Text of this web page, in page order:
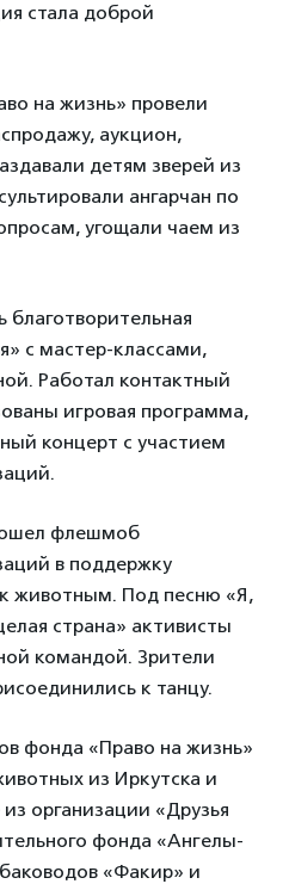
стала доброй
на жизнь» провели
аукцион,
детям зверей из
ангарчан по
угощали чаем из
благотворительная
с мастер-классами,
Работал контактный
игровая программа,
концерт с участием
флешмоб
в поддержку
животным. Под песню «Я,
страна» активисты
командой. Зрители
к танцу.
фонда «Право на жизнь»
из Иркутска и
организации «Друзья
фонда «Ангелы-
«Факир» и